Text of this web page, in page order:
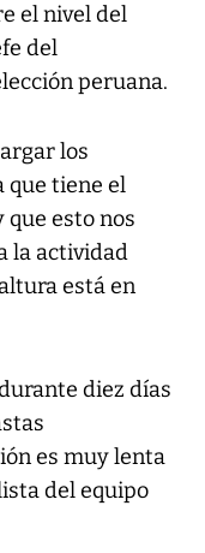
el nivel del
del
peruana.
los
que tiene el
esto nos
la actividad
está en
diez días
es muy lenta
del equipo